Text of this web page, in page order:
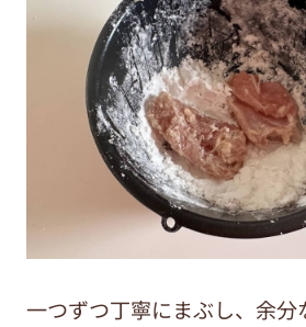
一つずつ丁寧にまぶし、余分